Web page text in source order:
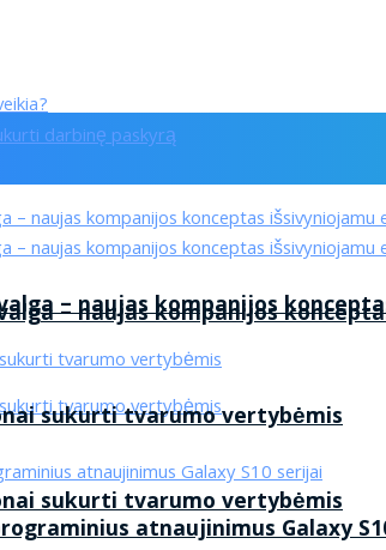
darbinę paskyrą
– naujas kompanijos
sukurti tvarumo vertybėmis
– naujas kompanijos
sukurti tvarumo vertybėmis
atnaujinimus Galaxy